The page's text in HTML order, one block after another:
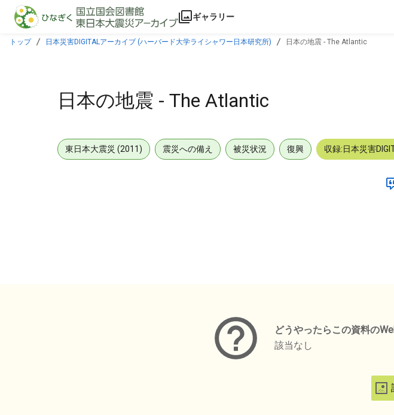
本文に飛ぶ
ギャラリー
トップ 日本災害DIGITALアーカイブ (ハーバード大学ライシャワー日本研究所) 日本の地震 - The Atlantic
日本の地震 - The Atlantic
東日本大震災 (2011) 震災への備え 被災状況 復興 収録:日本災害
どうやったらこの資料の
該当なし